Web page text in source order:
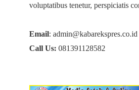
voluptatibus tenetur, perspiciatis
Email: admin@kabarekspres.co.id
Call Us: 081391128582